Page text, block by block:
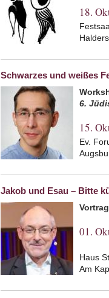
18.
Schwarzes und weißes
6.
15.
Ev.
Jakob und Esau – Bitte
01.
Haus
Am